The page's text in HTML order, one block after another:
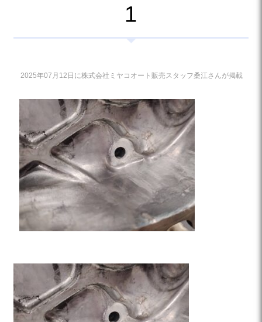
1
2025年07月12日に株式会社ミヤコオート販売スタッフ桑江さんが掲載